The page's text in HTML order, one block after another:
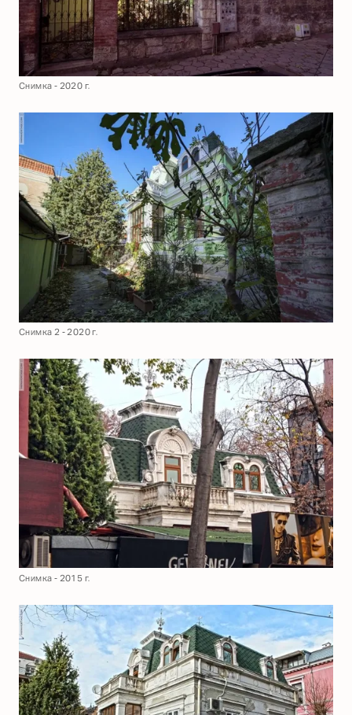
Снимка - 2020 г.
Снимка 2 - 2020 г.
Снимка - 2015 г.